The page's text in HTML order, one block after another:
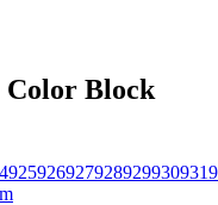
Color Block
925926927928929930931